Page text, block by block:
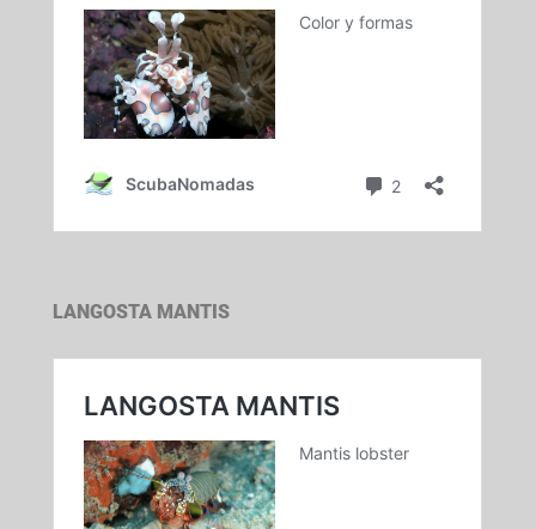
LANGOSTA MANTIS